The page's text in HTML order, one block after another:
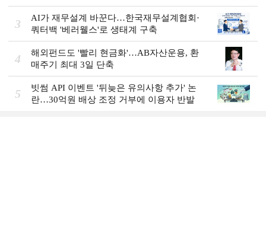
3
AI가 재무설계 바꾼다…한국재무설계협회·
쿼터백 '베러웰스'로 생태계 구축
4
해외펀드도 '빨리 현금화'…AB자산운용, 환
매주기 최대 3일 단축
5
빗썸 API 이벤트 '뒤늦은 유의사항 추가' 논
란…30억원 배상 조정 거부에 이용자 반발